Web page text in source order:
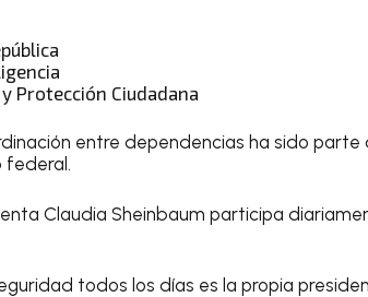
Protección Ciudadana
entre dependencias ha sido
federal.
Claudia Sheinbaum participa
todos los días es la propia